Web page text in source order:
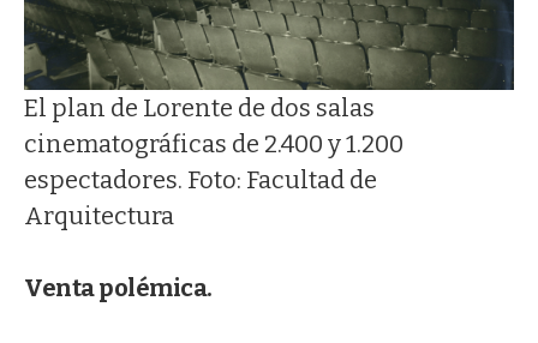
El plan de Lorente de dos salas
cinematográficas de 2.400 y 1.200
espectadores. Foto: Facultad de
Arquitectura
Venta polémica.